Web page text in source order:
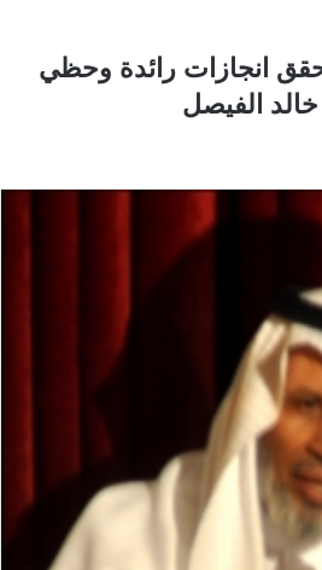
انجازات رائدة وحظي
خالد الفيصل